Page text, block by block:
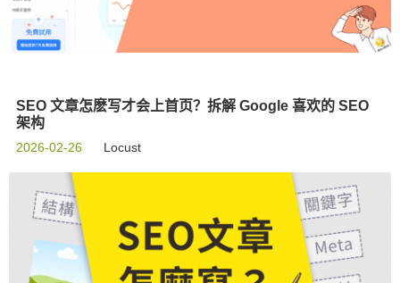
SEO 文章怎麽写才会上首页？拆解 Google 喜欢的 SEO
架构
2026-02-26 Locust